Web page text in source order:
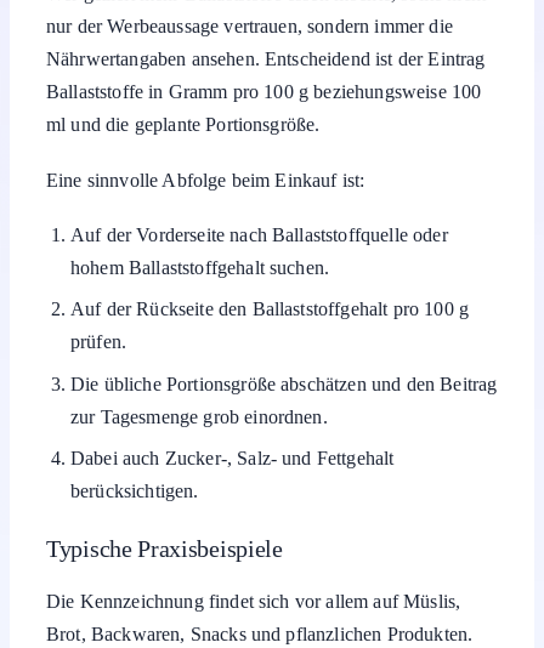
nur der Werbeaussage vertrauen, sondern immer die
Nährwertangaben ansehen. Entscheidend ist der Eintrag
Ballaststoffe in Gramm pro 100 g beziehungsweise 100
ml und die geplante Portionsgröße.
Eine sinnvolle Abfolge beim Einkauf ist:
Auf der Vorderseite nach Ballaststoffquelle oder
hohem Ballaststoffgehalt suchen.
Auf der Rückseite den Ballaststoffgehalt pro 100 g
prüfen.
Die übliche Portionsgröße abschätzen und den Beitrag
zur Tagesmenge grob einordnen.
Dabei auch Zucker-, Salz- und Fettgehalt
berücksichtigen.
Typische Praxisbeispiele
Die Kennzeichnung findet sich vor allem auf Müslis,
Brot, Backwaren, Snacks und pflanzlichen Produkten.